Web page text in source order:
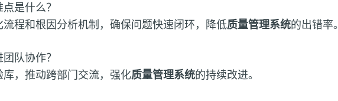
是什么？
程和根因分析机制，确保问题快速闭环，降低质量管理系统的出错率。
队协作？
，推动跨部门交流，强化质量管理系统的持续改进。